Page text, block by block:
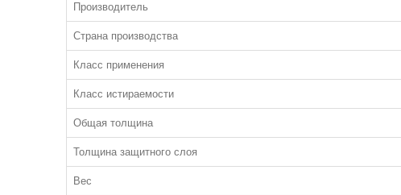
Производитель
Страна производства
Класс применения
Класс истираемости
Общая толщина
Толщина защитного слоя
Вес